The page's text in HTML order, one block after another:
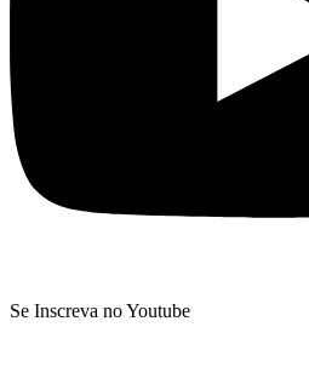
Se Inscreva no Youtube